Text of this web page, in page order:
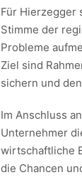
Für Hierzegger
Stimme der
Probleme
Ziel sind
sichern und
Im Anschluss
Unternehmer
wirtschaftliche
die Chancen